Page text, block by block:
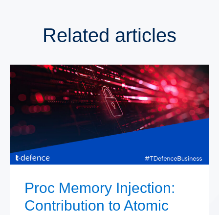
Related articles
Proc Memory Injection:
Contribution to Atomic